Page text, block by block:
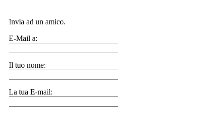
Invia ad un amico.
E-Mail a:
Il tuo nome:
La tua E-mail: